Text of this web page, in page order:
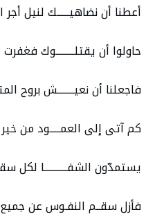
أعطنا أن نضاهيــــــك لنيل
حاولوا أن يقتلـــــــــوك
فاجعلنا أن نعيــــــــش بروح
كم آتى إلى العمـــــود من خير
يستمدّون الشفـــــــــــا لكل
فأزل سقــم النفـوس عن جميع